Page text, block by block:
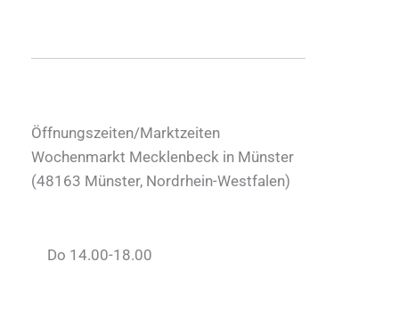
Öffnungszeiten/Marktzeiten
Wochenmarkt Mecklenbeck in Münster
(48163 Münster, Nordrhein-Westfalen)
Do 14.00-18.00